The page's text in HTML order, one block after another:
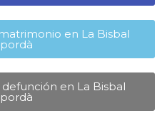
en La Bisbal
en La Bisbal